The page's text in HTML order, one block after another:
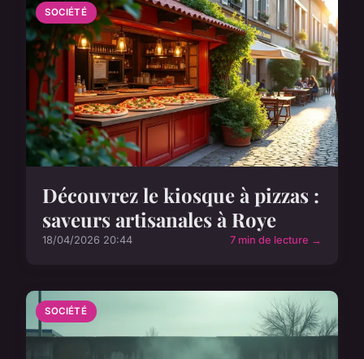
SOCIÉTÉ
Découvrez le kiosque à pizzas :
saveurs artisanales à Roye
18/04/2026 20:44 7 min de lecture →
SOCIÉTÉ